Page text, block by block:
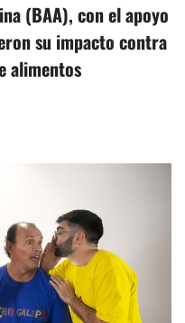
(BAA), con el apoyo
su impacto contra
alimentos